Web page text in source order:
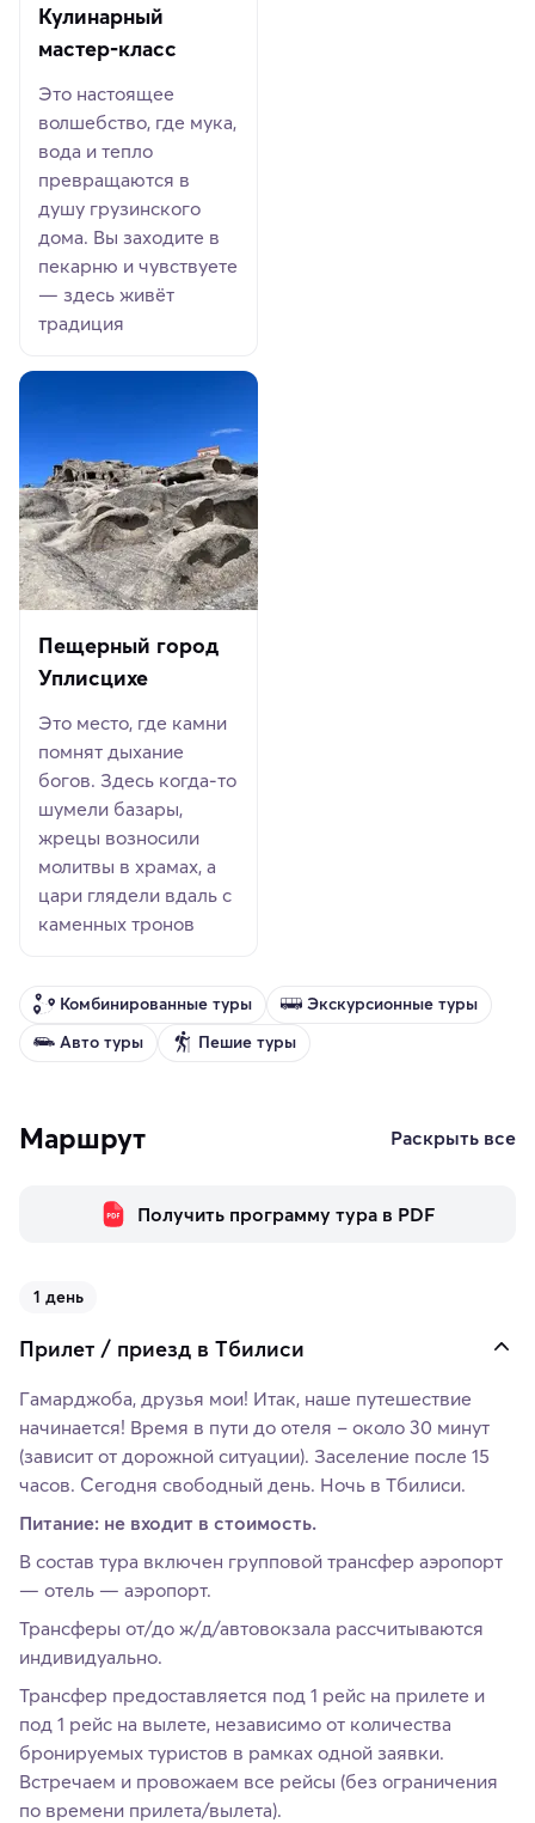
Кулинарный
мастер-класс
Это настоящее
волшебство, где мука,
вода и тепло
превращаются в
душу грузинского
дома. Вы заходите в
пекарню и чувствуете
— здесь живёт
традиция
Пещерный город
Уплисцихе
Это место, где камни
помнят дыхание
богов. Здесь когда-то
шумели базары,
жрецы возносили
молитвы в храмах, а
цари глядели вдаль с
каменных тронов
Комбинированные туры
Экскурсионные туры
Авто туры
Пешие туры
Маршрут Раскрыть все
Получить программу тура в PDF
1 день
Прилет / приезд в Тбилиси
Гамарджоба, друзья мои! Итак, наше путешествие
начинается! Время в пути до отеля – около 30 минут
(зависит от дорожной ситуации). Заселение после 15
часов. Сегодня свободный день. Ночь в Тбилиси.
Питание: не входит в стоимость.
В состав тура включен групповой трансфер аэропорт
— отель — аэропорт.
Трансферы от/до ж/д/автовокзала рассчитываются
индивидуально.
Трансфер предоставляется под 1 рейс на прилете и
под 1 рейс на вылете, независимо от количества
бронируемых туристов в рамках одной заявки.
Встречаем и провожаем все рейсы (без ограничения
по времени прилета/вылета).